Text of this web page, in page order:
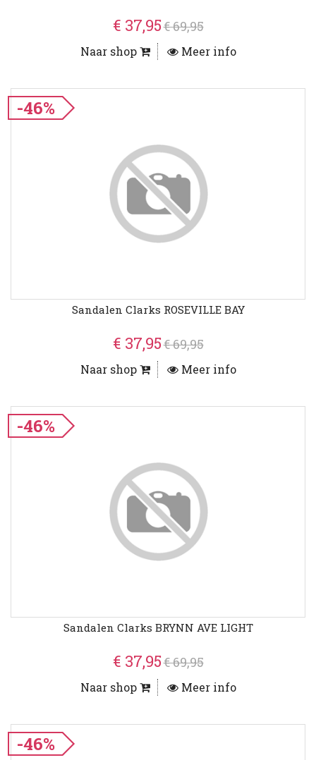
€ 37,95€ 69,95
Naar shop Meer info
-46%
Sandalen Clarks ROSEVILLE BAY
€ 37,95€ 69,95
Naar shop Meer info
-46%
Sandalen Clarks BRYNN AVE LIGHT
€ 37,95€ 69,95
Naar shop Meer info
-46%